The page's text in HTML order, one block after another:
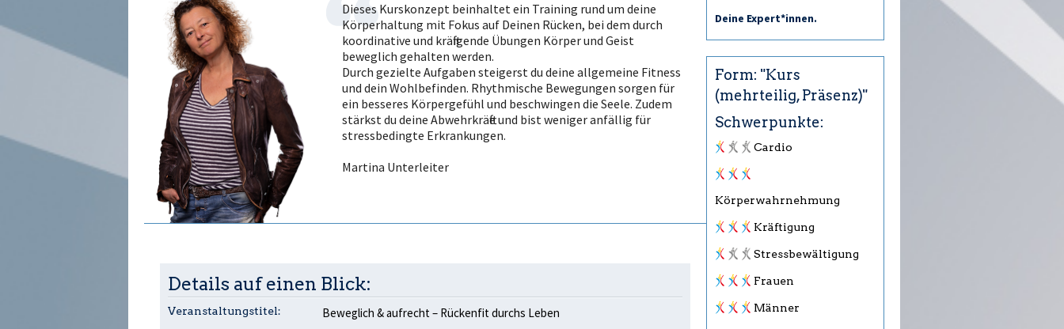
Dieses Kurskonzept beinhaltet ein Training rund um deine
Körperhaltung mit Fokus auf Deinen Rücken, bei dem durch
koordinative und kräftigende Übungen Körper und Geist
beweglich gehalten werden.
Durch gezielte Aufgaben steigerst du deine allgemeine Fitness
und dein Wohlbefinden. Rhythmische Bewegungen sorgen für
ein besseres Körpergefühl und beschwingen die Seele. Zudem
stärkst du deine Abwehrkräfte und bist weniger anfällig für
stressbedingte Erkrankungen.
Martina Unterleiter
Details auf einen Blick:
Veranstaltungstitel: Beweglich & aufrecht – Rückenfit durchs Leben
Deine Expert*innen.
Form: "Kurs
(mehrteilig, Präsenz)"
Schwerpunkte:
Cardio
Körperwahrnehmung
Kräftigung
Stressbewältigung
Frauen
Männer